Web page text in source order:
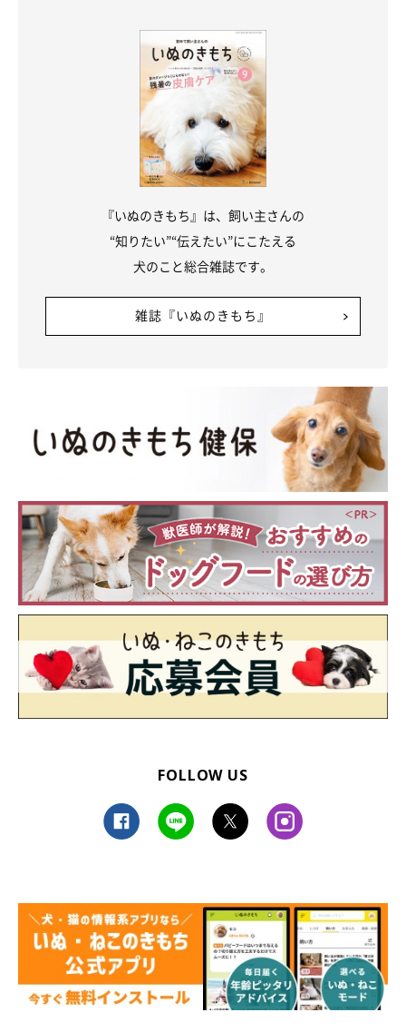
いぬのきもち投稿写真ギャラリー
接してあげるのがよいでしょうか？
「基本的に応えてあげられるときは応えてあげてよいかと思いま
すが、何度も犬のいうとおりに応えてしまうと、要求がエスカレ
ートしてしまう可能性がありますので、飼い主さんのタイミング
でやめることも大事ですよ」
飼い主さんがなでるのをやめたとき、犬はさまざまな手段でナデ
ナデの“おかわり”をアピールしているようです。それぞれのアピ
ール方法にも犬たちの個性が出ていて、とても興味深いですね。
（監修：いぬのきもち獣医師相談室 獣医師・岡本りさ先生）
取材・文／寺井さとこ
※アンケートコメントは飼い主さんがご自身の体験を回答したも
のです。
※写真はスマホアプリ「いぬ・ねこのきもち」で投稿されたもの
※記事と写真に関連性がない場合もあります。
『いぬのきもち』は、飼い主さんの
“知りたい”“伝えたい”にこたえる
犬のこと総合雑誌です。
雑誌『いぬのきもち』
FOLLOW US